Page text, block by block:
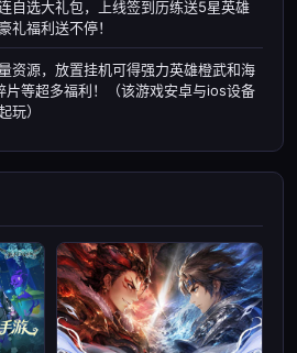
自选大礼包，上线签到历练送5星英雄
礼福利送不停！
资源，放置挂机可得强力英雄橙武和海
片等超多福利！（该游戏安卓与ios设备
玩）